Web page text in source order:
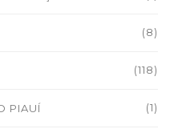
(8)
(118)
PIAUÍ (1)